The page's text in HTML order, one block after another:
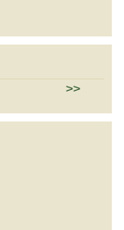
>>